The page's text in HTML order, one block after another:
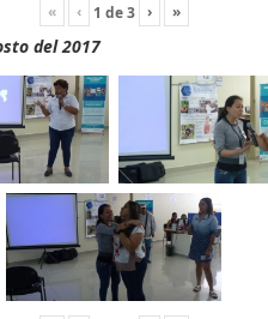
« ‹ 1 de3 › »
del 2017